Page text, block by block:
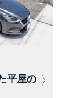
平屋の